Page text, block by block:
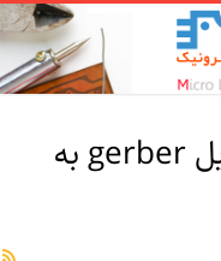
تبدیل فایل gerber به